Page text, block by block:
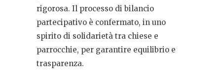
rigorosa. Il processo di bilancio
partecipativo è confermato, in uno
spirito di solidarietà tra chiese e
parrocchie, per garantire equilibrio e
trasparenza.